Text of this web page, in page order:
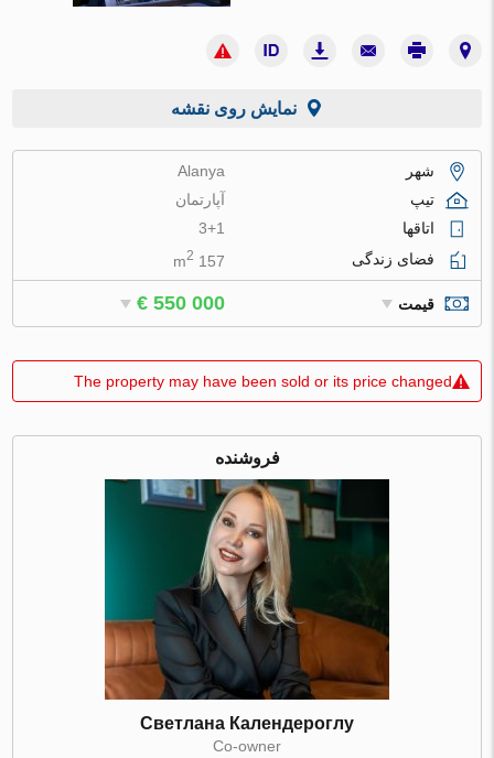
نمایش روی نقشه
شهر
Alanya
تیپ
آپارتمان
اتاقها
3+1
فضای زندگی
157 m
2
قیمت € 550 000
The property may have been sold or its price changed
فروشنده
Светлана Календероглу
Co-owner